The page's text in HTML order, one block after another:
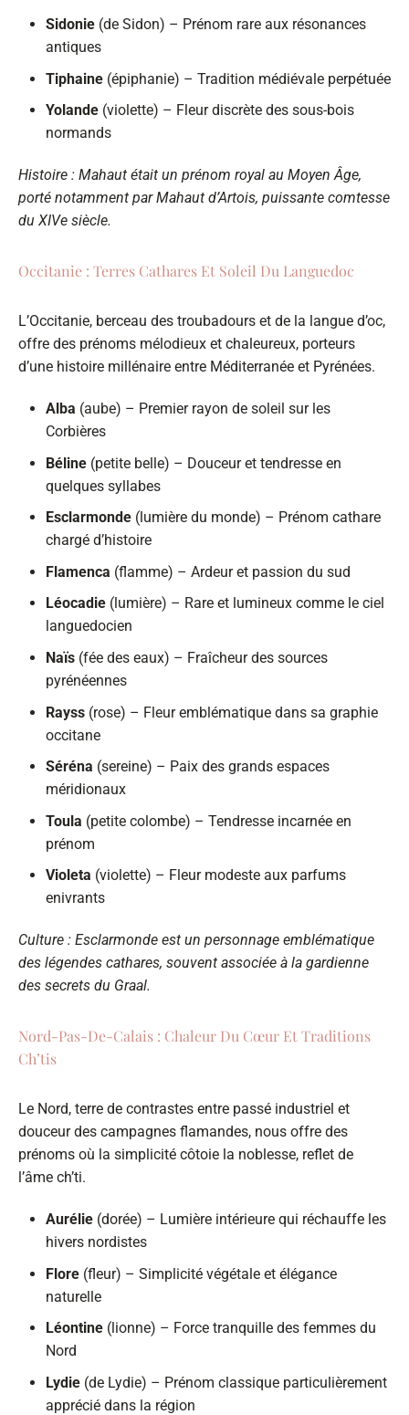
Sidonie (de Sidon) – Prénom rare aux résonances
antiques
Tiphaine (épiphanie) – Tradition médiévale perpétuée
Yolande (violette) – Fleur discrète des sous-bois
normands
Histoire : Mahaut était un prénom royal au Moyen Âge,
porté notamment par Mahaut d’Artois, puissante comtesse
du XIVe siècle.
Occitanie : Terres Cathares Et Soleil Du Languedoc
L’Occitanie, berceau des troubadours et de la langue d’oc,
offre des prénoms mélodieux et chaleureux, porteurs
d’une histoire millénaire entre Méditerranée et Pyrénées.
Alba (aube) – Premier rayon de soleil sur les
Corbières
Béline (petite belle) – Douceur et tendresse en
quelques syllabes
Esclarmonde (lumière du monde) – Prénom cathare
chargé d’histoire
Flamenca (flamme) – Ardeur et passion du sud
Léocadie (lumière) – Rare et lumineux comme le ciel
languedocien
Naïs (fée des eaux) – Fraîcheur des sources
pyrénéennes
Rayss (rose) – Fleur emblématique dans sa graphie
occitane
Séréna (sereine) – Paix des grands espaces
méridionaux
Toula (petite colombe) – Tendresse incarnée en
prénom
Violeta (violette) – Fleur modeste aux parfums
enivrants
Culture : Esclarmonde est un personnage emblématique
des légendes cathares, souvent associée à la gardienne
des secrets du Graal.
Nord-Pas-De-Calais : Chaleur Du Cœur Et Traditions
Ch’tis
Le Nord, terre de contrastes entre passé industriel et
douceur des campagnes flamandes, nous offre des
prénoms où la simplicité côtoie la noblesse, reflet de
l’âme ch’ti.
Aurélie (dorée) – Lumière intérieure qui réchauffe les
hivers nordistes
Flore (fleur) – Simplicité végétale et élégance
naturelle
Léontine (lionne) – Force tranquille des femmes du
Nord
Lydie (de Lydie) – Prénom classique particulièrement
apprécié dans la région